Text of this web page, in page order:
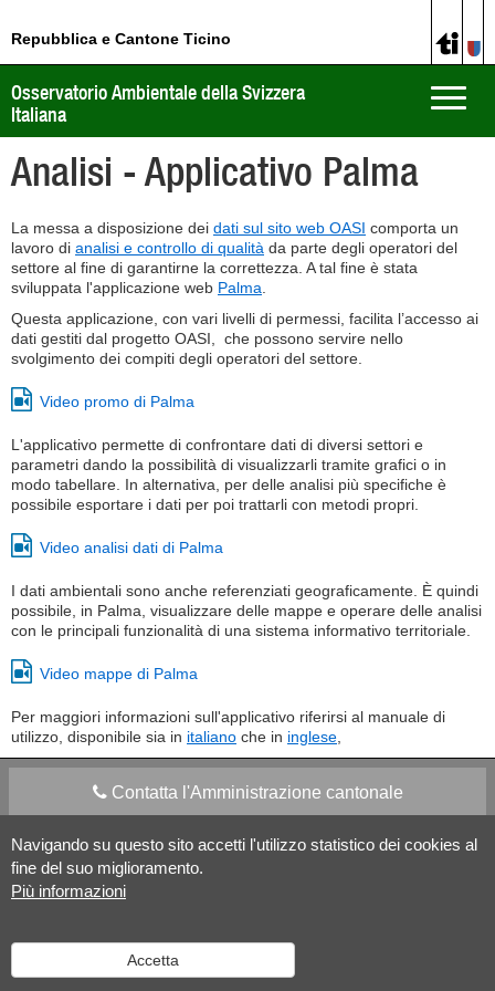
Navigando su questo sito accetti l'utilizzo statistico dei cookies al
fine del suo miglioramento.
Più informazioni
Accetta
Repubblica e Cantone Ticino
Toggle
Osservatorio Ambientale della Svizzera
Italiana
Analisi - Applicativo Palma
La messa a disposizione dei dati sul sito web OASI comporta un
lavoro di analisi e controllo di qualità da parte degli operatori del
settore al fine di garantirne la correttezza. A tal fine è stata
sviluppata l'applicazione web Palma
Questa applicazione, con vari livelli di permessi, facilita l’accesso ai
dati gestiti dal progetto OASI, che possono servire nello
svolgimento dei compiti degli operatori del settore.
Video promo di Palma
L'applicativo permette di confrontare dati di diversi settori e
parametri dando la possibilità di visualizzarli tramite grafici o in
modo tabellare. In alternativa, per delle analisi più specifiche è
possibile esportare i dati per poi trattarli con metodi propri.
Video analisi dati di Palma
I dati ambientali sono anche referenziati geograficamente. È quindi
possibile, in Palma, visualizzare delle mappe e operare delle analisi
con le principali funzionalità di una sistema informativo territoriale.
Video mappe di Palma
Per maggiori informazioni sull'applicativo riferirsi al manuale di
utilizzo, disponibile sia in italiano che in inglese
Contatta l'Amministrazione cantonale
Apps Mobile Social media
Versione desktop Informazioni legali